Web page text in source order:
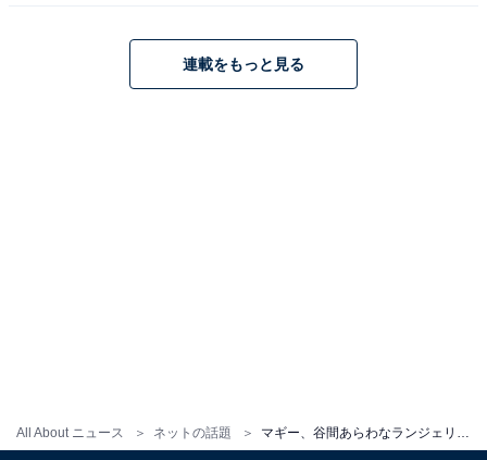
All About ニュース ネットの話題
連載をもっと見る